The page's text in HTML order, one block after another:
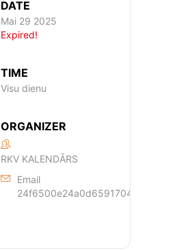
DATE
Mai 29 2025
Expired!
TIME
Visu dienu
ORGANIZER
RKV KALENDĀRS
Email